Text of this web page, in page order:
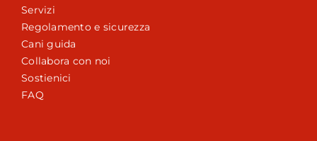
Servizi
Regolamento e sicurezza
Cani guida
Collabora con noi
Sostienici
FAQ